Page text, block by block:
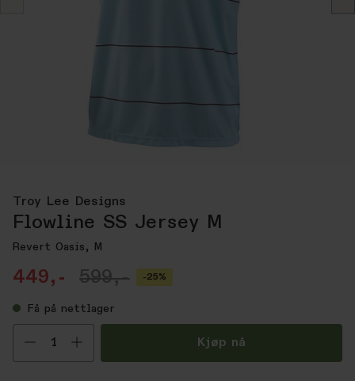
Troy Lee Designs
Flowline SS Jersey M
Revert Oasis, M
449,- 599,- -25%
Få på nettlager
Velg antall Kjøp nå